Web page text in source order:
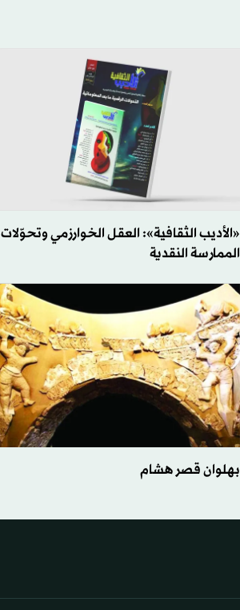
«الأديب الثقافية»: العقل الخوارزمي وتحوّلات
الممارسة النقدية
بهلوان قصر هشام